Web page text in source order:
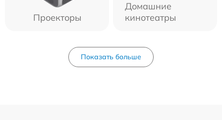
Проекторы
Домашние
кинотеатры
Показать больше